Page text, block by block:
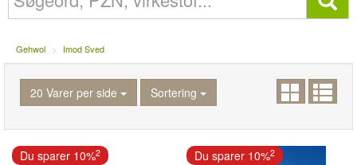
Gehwol Imod Sved
20 Varer per side Sortering
Du sparer 10%2 Du sparer 10%2